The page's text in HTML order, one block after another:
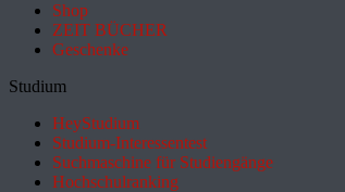
Shop
ZEIT BÜCHER
Geschenke
Studium
HeyStudium
Studium-Interessentest
Suchmaschine für Studiengänge
Hochschulranking